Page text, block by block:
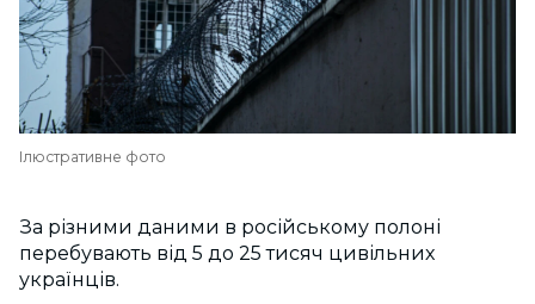
Ілюстративне фото
За різними даними в російському полоні
перебувають від 5 до 25 тисяч цивільних
українців.